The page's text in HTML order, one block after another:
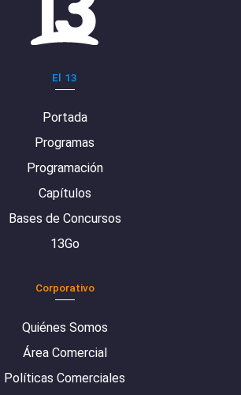
El 13
Portada
Programas
Programación
Capítulos
Bases de Concursos
13Go
Corporativo
Quiénes Somos
Área Comercial
Políticas Comerciales